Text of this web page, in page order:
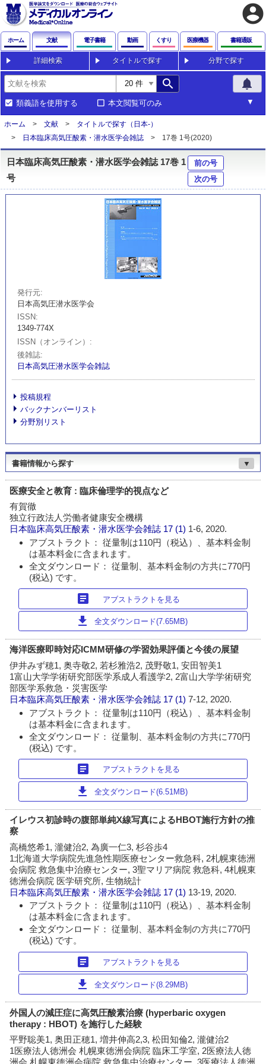
account_circle
ホーム 文献 電子書籍 動画 くすり 医療機器 書籍通販
詳細検索 タイトルで探す 分野で探す
search notifications
類義語を使用する 本文閲覧可のみ
ホーム 文献
タイトルで探す（日本-）
日本臨床高気圧酸素・潜水医学会雑誌
17巻 1号(2020)
日本臨床高気圧酸素・潜水医学会雑誌 17巻 1
号
前の号
次の号
発行元
日本高気圧潜水医学会
ISSN
1349-774X
ISSN（オンライン）
後雑誌
日本高気圧潜水医学会雑誌
投稿規程
バックナンバーリスト
分野別リスト
書籍情報から探す ▼
医療安全と教育 : 臨床倫理学的視点など
有賀徹
独立行政法人労働者健康安全機構
日本臨床高気圧酸素・潜水医学会雑誌 17 (1) 1-6, 2020.
アブストラクト： 従量制は110円（税込）、基本料金制
は基本料金に含まれます。
全文ダウンロード： 従量制、基本料金制の方共に770円
(税込) です。
article アブストラクトを見る
download 全文ダウンロード(7.65MB)
海洋医療即時対応ICMM研修の学習効果評価と今後の展望
伊井みず穂1, 奥寺敬2, 若杉雅浩2, 茂野敬1, 安田智美1
1富山大学学術研究部医学系成人看護学2, 2富山大学学術研究
部医学系救急・災害医学
日本臨床高気圧酸素・潜水医学会雑誌 17 (1)7-12, 2020.
アブストラクト： 従量制は110円（税込）、基本料金制
は基本料金に含まれます。
全文ダウンロード： 従量制、基本料金制の方共に770円
(税込) です。
article アブストラクトを見る
download 全文ダウンロード(6.51MB)
イレウス初診時の腹部単純X線写真によるHBOT施行方針の推
察
高橋悠希1, 瀧健治2, 為廣一仁3, 杉谷歩4
1北海道大学病院先進急性期医療センター救急科, 2札幌東徳洲
会病院 救急集中治療センター, 3聖マリア病院 救急科, 4札幌東
徳洲会病院 医学研究所, 生物統計
日本臨床高気圧酸素・潜水医学会雑誌 17 (1) 13-19, 2020.
アブストラクト： 従量制は110円（税込）、基本料金制
は基本料金に含まれます。
全文ダウンロード： 従量制、基本料金制の方共に770円
(税込) です。
article アブストラクトを見る
download 全文ダウンロード(8.29MB)
外国人の減圧症に高気圧酸素治療 (hyperbaric oxygen
therapy : HBOT) を施行した経験
平野聡美1, 奥田正穂1, 増井伸高2,3, 松田知倫2, 瀧健治2
1医療法人徳洲会 札幌東徳洲会病院 臨床工学室, 2医療法人徳